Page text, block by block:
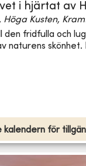
i hjärtat av
Höga Kusten,
den fridfulla och
naturens skönhet.
kalendern för